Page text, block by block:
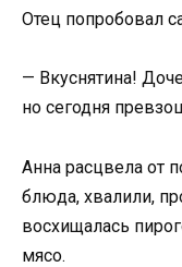
Отец попробовал
— Вкуснятина!
но сегодня
Анна расцвела от
блюда, хвалили,
восхищалась
мясо.